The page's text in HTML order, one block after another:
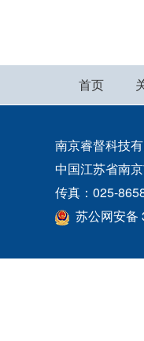
首页
南京睿督科技
中国江苏省南
传真：025-
苏公网安备